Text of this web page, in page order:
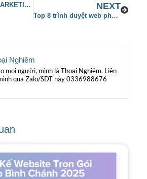
CÁC CÔNG CỤ MARKETING MIỄN PHÍ KHÔNG NÊN BỎ QUA NEXT
Top 8 trình duyệt web phổ biến nhất hiện nay
Nghiêm
mọi người, mình là Thoại Nghiêm. Liên
qua Zalo/SDT này 0336988676